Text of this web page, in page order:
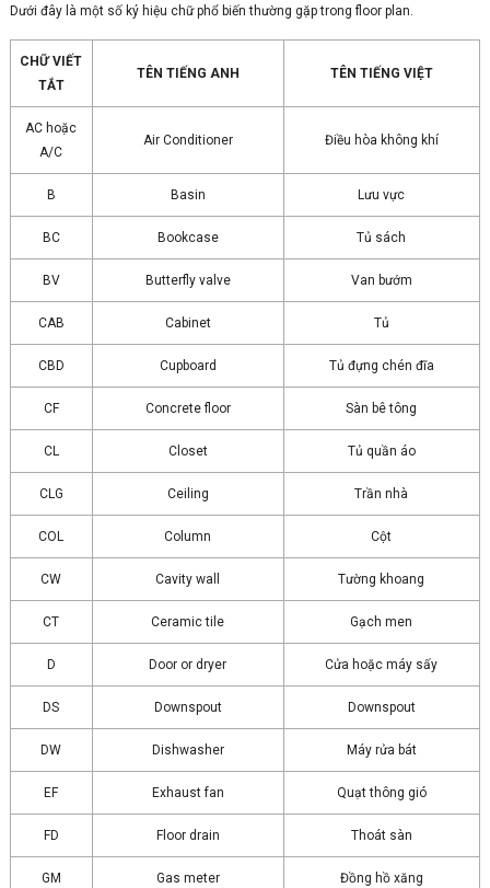
Dưới đây là một số ký hiệu chữ phổ biến thường gặp trong floor plan.
CHỮ VIẾT
TẮT
TÊN TIẾNG ANH TÊN TIẾNG VIỆT
AC hoặc
A/C
Air Conditioner Điều hòa không khí
B Basin Lưu vực
BC Bookcase Tủ sách
BV Butterfly valve Van bướm
CAB Cabinet Tủ
CBD Cupboard Tủ đựng chén đĩa
CF Concrete floor Sàn bê tông
CL Closet Tủ quần áo
CLG Ceiling Trần nhà
COL Column Cột
CW Cavity wall Tường khoang
CT Ceramic tile Gạch men
D Door or dryer Cửa hoặc máy sấy
DS Downspout Downspout
DW Dishwasher Máy rửa bát
EF Exhaust fan Quạt thông gió
FD Floor drain Thoát sàn
GM Gas meter Đồng hồ xăng